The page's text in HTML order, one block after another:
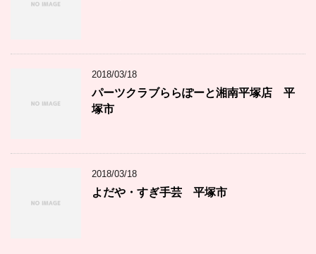
2018/03/18
パーツクラブららぽーと湘南平塚店 平
塚市
2018/03/18
よだや・すぎ手芸 平塚市